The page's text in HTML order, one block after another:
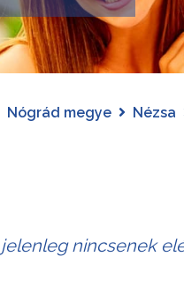
Nógrád megye Nézsa
nincsenek